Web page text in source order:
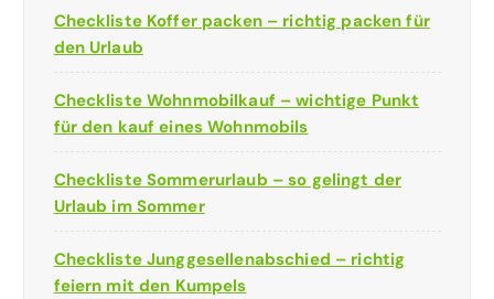
Checkliste Koffer packen – richtig packen für
den Urlaub
Checkliste Wohnmobilkauf – wichtige Punkt
für den kauf eines Wohnmobils
Checkliste Sommerurlaub – so gelingt der
Urlaub im Sommer
Checkliste Junggesellenabschied – richtig
feiern mit den Kumpels